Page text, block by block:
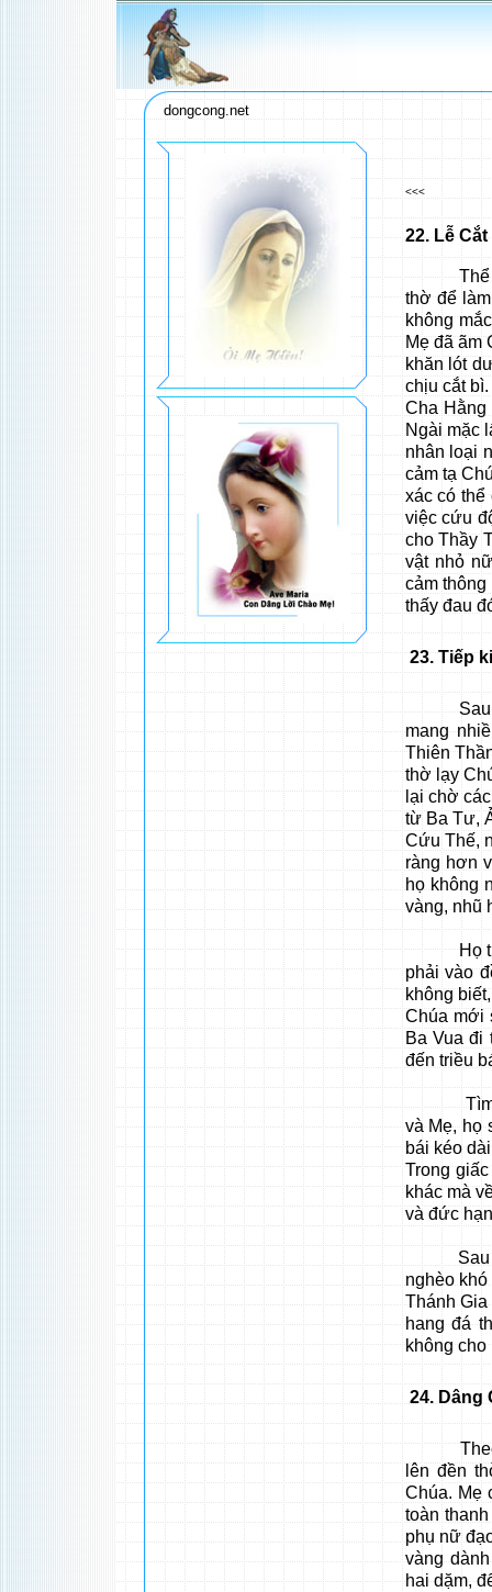
dongcong.net
<<<
22. Lễ Cắt
Thể
thờ để
không
Mẹ đã ãm
khăn lót
chịu cắt
Cha
Ngài mặc
nhân loại
cảm tạ
xác có thể
việc cứu
cho Thầy
vật nhỏ
cảm thông
thấy đau
23. Tiếp
Sau khi
mang
Thiên
thờ lạy
lại chờ
từ Ba Tư,
Cứu Thế,
ràng hơn
họ không
vàng, nhũ
Họ theo
phải vào
không
Chúa mới
Ba Vua đi
đến triều
Tìm đến
và Mẹ, họ
bái kéo
Trong
khác mà
và đức
Sau
nghèo
Thánh
hang đá
không
24. Dâng
Theo
lên đền
Chúa. Mẹ
toàn
phụ nữ
vàng
hai dặm,